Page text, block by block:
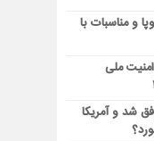
و مناسبات با
ملی
شد و آمریکا